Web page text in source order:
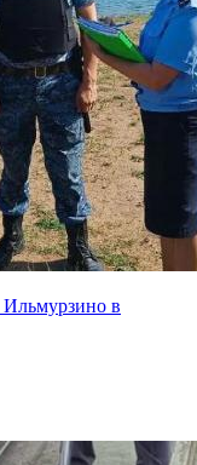
Ильмурзино в